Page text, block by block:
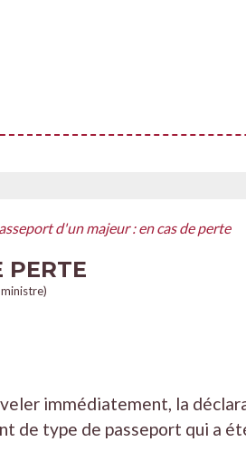
d'un majeur : en cas de perte
PERTE
immédiatement, la
de type de passeport qui a